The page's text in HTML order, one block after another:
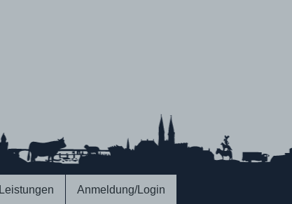
Leistungen Anmeldung/Login